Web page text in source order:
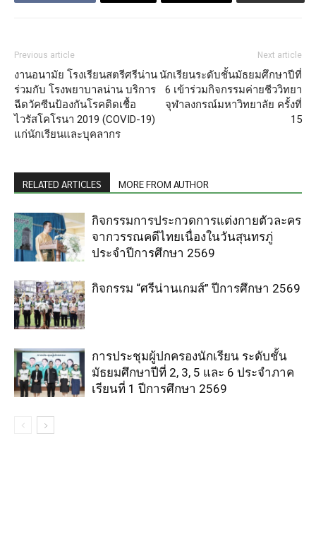
Previous article
งานอนามัย โรงเรียนสตรีศรีน่าน
ร่วมกับ โรงพยาบาลน่าน บริการ
ฉีดวัคซีนป้องกันโรคติดเชื้อ
ไวรัสโคโรนา 2019 (COVID-19)
แก่นักเรียนและบุคลากร
Next article
นักเรียนระดับชั้นมัธยมศึกษาปีที่
6 เข้าร่วมกิจกรรมค่ายชีววิทยา
จุฬาลงกรณ์มหาวิทยาลัย ครั้งที่
15
RELATED ARTICLES MORE FROM AUTHOR
กิจกรรมการประกวดการแต่งกายตัวละคร
จากวรรณคดีไทยเนื่องในวันสุนทรภู่
ประจำปีการศึกษา 2569
กิจกรรม “ศรีน่านเกมส์” ปีการศึกษา 2569
การประชุมผู้ปกครองนักเรียน ระดับชั้น
มัธยมศึกษาปีที่ 2, 3, 5 และ 6 ประจำภาค
เรียนที่ 1 ปีการศึกษา 2569